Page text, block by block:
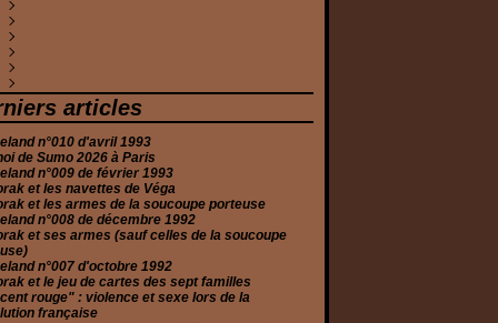
(2)
(2)
(2)
(2)
(1)
(4)
(1)
(3)
(5)
(6)
(1)
(2)
(5)
(2)
(2)
(1)
(3)
(4)
(1)
(2)
(2)
(2)
(4)
(2)
(1)
(3)
(1)
(2)
(2)
(2)
(2)
(2)
(3)
(2)
(2)
(2)
(2)
(2)
(2)
(3)
(2)
(2)
(2)
(3)
(3)
(4)
(6)
(4)
(11)
articles
n°010 d'avril 1993
de Sumo 2026 à Paris
n°009 de février 1993
et les navettes de Véga
et les armes de la soucoupe porteuse
n°008 de décembre 1992
et ses armes (sauf celles de la soucoupe
n°007 d'octobre 1992
et le jeu de cartes des sept familles
rouge" : violence et sexe lors de la
française